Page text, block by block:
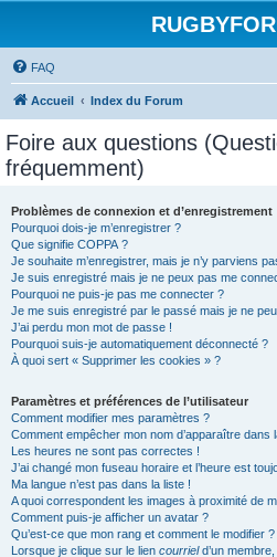
FAQ
Accueil Index du Forum
Foire aux questions
fréquemment)
Problèmes de connexion et d’enregistrement
Pourquoi dois-je m’enregistrer ?
Que signifie COPPA ?
Je souhaite m’enregistrer, mais je n’y parviens
Je suis enregistré mais je ne peux pas me
Pourquoi ne puis-je pas me connecter ?
Je me suis enregistré par le passé mais je ne
J’ai perdu mon mot de passe !
Pourquoi suis-je automatiquement déconnecté ?
À quoi sert « Supprimer les cookies » ?
Paramètres et préférences de l’utilisateur
Comment modifier mes paramètres ?
Comment empêcher mon nom d’apparaître
Les heures ne sont pas correctes !
J’ai changé mon fuseau horaire et l’heure est
Ma langue n’est pas dans la liste !
A quoi correspondent les images à proximité de
Comment puis-je afficher un avatar ?
Qu’est-ce que mon rang et comment le modifier ?
Lorsque je clique sur le lien courrield’un